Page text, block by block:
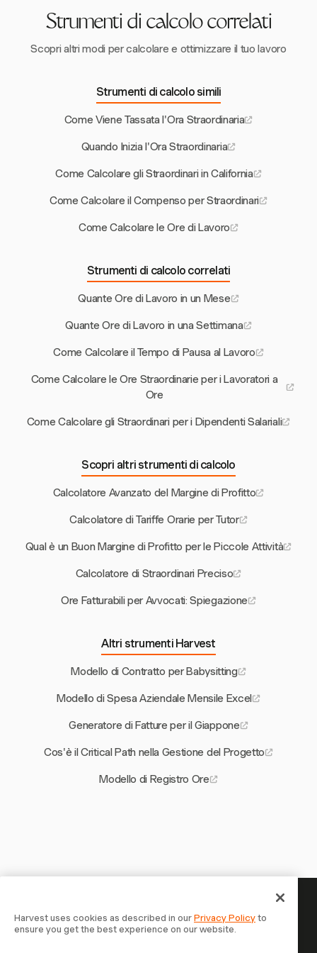
Strumenti di calcolo correlati
Scopri altri modi per calcolare e ottimizzare il tuo lavoro
Strumenti di calcolo simili
Come Viene Tassata l'Ora Straordinaria
Quando Inizia l'Ora Straordinaria
Come Calcolare gli Straordinari in California
Come Calcolare il Compenso per Straordinari
Come Calcolare le Ore di Lavoro
Strumenti di calcolo correlati
Quante Ore di Lavoro in un Mese
Quante Ore di Lavoro in una Settimana
Come Calcolare il Tempo di Pausa al Lavoro
Come Calcolare le Ore Straordinarie per i Lavoratori a
Ore
Come Calcolare gli Straordinari per i Dipendenti Salariali
Scopri altri strumenti di calcolo
Calcolatore Avanzato del Margine di Profitto
Calcolatore di Tariffe Orarie per Tutor
Qual è un Buon Margine di Profitto per le Piccole Attività
Calcolatore di Straordinari Preciso
Ore Fatturabili per Avvocati: Spiegazione
Altri strumenti Harvest
Modello di Contratto per Babysitting
Modello di Spesa Aziendale Mensile Excel
Generatore di Fatture per il Giappone
Cos'è il Critical Path nella Gestione del Progetto
Modello di Registro Ore
Il tuo tempo merita di essere
tracciato — inizia ora
Harvest uses cookies as described in ourPrivacy Policyto
ensure you get the best experience on our website.